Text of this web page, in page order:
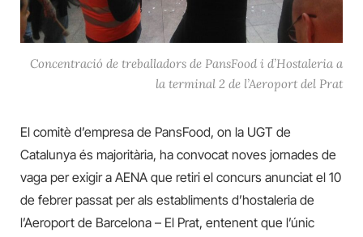
Concentració de treballadors de PansFood i d’Hostaleria a
la terminal 2 de l’Aeroport del Prat
El comitè d’empresa de PansFood, on la UGT de
Catalunya és majoritària, ha convocat noves jornades de
vaga per exigir a AENA que retiri el concurs anunciat el 10
de febrer passat per als establiments d’hostaleria de
l’Aeroport de Barcelona – El Prat, entenent que l’únic